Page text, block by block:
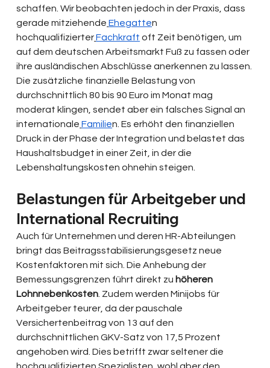
schaffen. Wir beobachten jedoch in der Praxis, dass
gerade mitziehende Ehegatten
hochqualifizierterFachkraft oft Zeit benötigen, um
auf dem deutschen Arbeitsmarkt Fuß zu fassen oder
ihre ausländischen Abschlüsse anerkennen zu lassen.
Die zusätzliche finanzielle Belastung von
durchschnittlich 80 bis 90 Euro im Monat mag
moderat klingen, sendet aber ein falsches Signal an
internationale Familien. Es erhöht den finanziellen
Druck in der Phase der Integration und belastet das
Haushaltsbudget in einer Zeit, in der die
Lebenshaltungskosten ohnehin steigen.
Belastungen für Arbeitgeber und
International Recruiting
Auch für Unternehmen und deren HR-Abteilungen
bringt das Beitragsstabilisierungsgesetz neue
Kostenfaktoren mit sich. Die Anhebung der
Bemessungsgrenzen führt direkt zu höheren
Lohnnebenkosten . Zudem werden Minijobs für
Arbeitgeber teurer, da der pauschale
Versichertenbeitrag von 13 auf den
durchschnittlichen GKV-Satz von 17,5 Prozent
angehoben wird. Dies betrifft zwar seltener die